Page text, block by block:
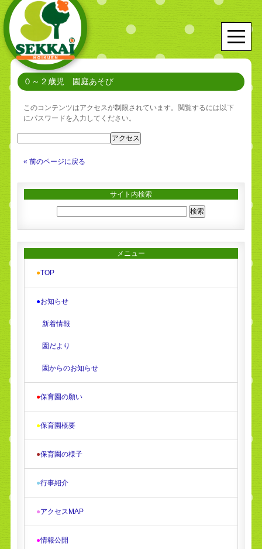
０～２歳児 園庭あそび
このコンテンツはアクセスが制限されています。閲覧するには以下
にパスワードを入力してください。
« 前のページに戻る
サイト内検索
メニュー
●TOP
●お知らせ
新着情報
園だより
園からのお知らせ
●保育園の願い
●保育園概要
●保育園の様子
●行事紹介
●アクセスMAP
●情報公開